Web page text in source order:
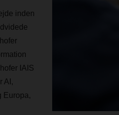
inden
IAIS
AI,
Europa,